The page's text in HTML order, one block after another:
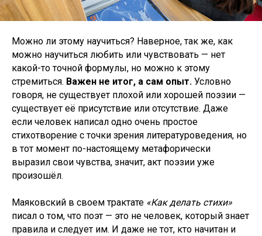
Можно ли этому научиться? Наверное, так же, как
можно научиться любить или чувствовать — нет
какой-то точной формулы, но можно к этому
стремиться. Важен не итог, а сам опыт. Условно
говоря, не существует плохой или хорошей поэзии —
существует её присутствие или отсутствие. Даже
если человек написал одно очень простое
стихотворение с точки зрения литературоведения, но
в тот момент по-настоящему метафорически
выразил свои чувства, значит, акт поэзии уже
произошёл.
Маяковский в своем трактате «Как делать стихи»
писал о том, что поэт — это не человек, который знает
правила и следует им. И даже не тот, кто начитан и